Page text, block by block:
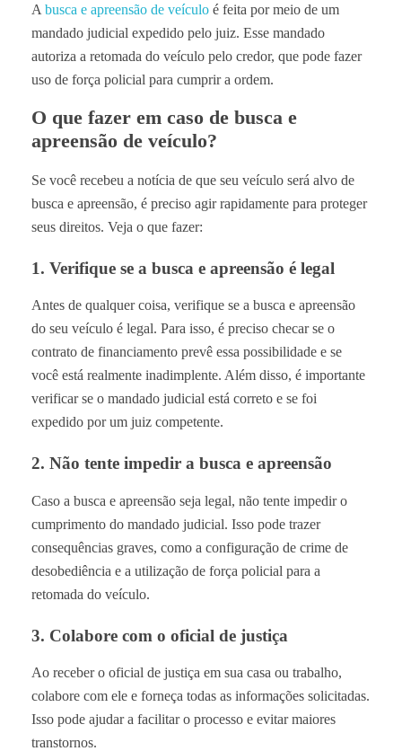
A busca e apreensão de veículo é feita por meio de um
mandado judicial expedido pelo juiz. Esse mandado
autoriza a retomada do veículo pelo credor, que pode fazer
uso de força policial para cumprir a ordem.
O que fazer em caso de busca e
apreensão de veículo?
Se você recebeu a notícia de que seu veículo será alvo de
busca e apreensão, é preciso agir rapidamente para proteger
seus direitos. Veja o que fazer:
1. Verifique se a busca e apreensão é legal
Antes de qualquer coisa, verifique se a busca e apreensão
do seu veículo é legal. Para isso, é preciso checar se o
contrato de financiamento prevê essa possibilidade e se
você está realmente inadimplente. Além disso, é importante
verificar se o mandado judicial está correto e se foi
expedido por um juiz competente.
2. Não tente impedir a busca e apreensão
Caso a busca e apreensão seja legal, não tente impedir o
cumprimento do mandado judicial. Isso pode trazer
consequências graves, como a configuração de crime de
desobediência e a utilização de força policial para a
retomada do veículo.
3. Colabore com o oficial de justiça
Ao receber o oficial de justiça em sua casa ou trabalho,
colabore com ele e forneça todas as informações solicitadas.
Isso pode ajudar a facilitar o processo e evitar maiores
transtornos.